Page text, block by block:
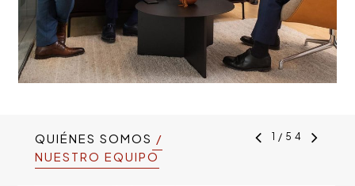
QUIÉNES SOMOS /
NUESTRO EQUIPO
1 / 54